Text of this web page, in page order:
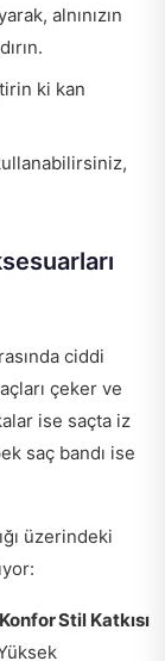
alnınızın
ki kan
ciddi
çeker ve
ise saçta iz
saç bandı ise
üzerindeki
KonforStil Katkısı